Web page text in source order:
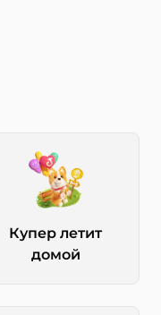
Купер летит
домой